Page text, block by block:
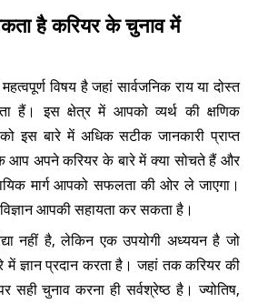
है करियर के चुनाव में
विषय है जहां सार्वजनिक राय या दोस्त
हैं। इस क्षेत्र में आपको व्यर्थ की क्षणिक
इस बारे में अधिक सटीक जानकारी प्राप्त
आप अपने करियर के बारे में क्या सोचते हैं और
मार्ग आपको सफलता की ओर ले जाएगा।
आपकी सहायता कर सकता है।
नहीं है, लेकिन एक उपयोगी अध्ययन है जो
ज्ञान प्रदान करता है। जहां तक करियर की
चुनाव करना ही सर्वश्रेष्ठ है। ज्योतिष,